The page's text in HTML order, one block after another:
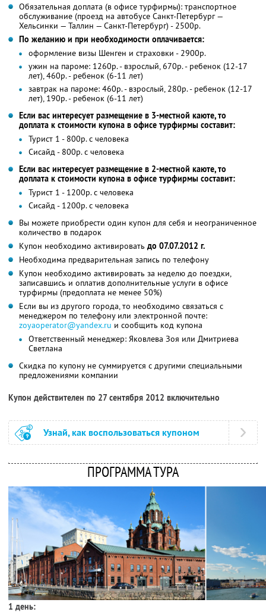
Обязательная доплата (в офисе турфирмы): транспортное
обслуживание (проезд на автобусе Санкт-Петербург —
Хельсинки — Таллин — Санкт-Петербург) - 2500р.
По желанию и при необходимости оплачивается:
оформление визы Шенген и страховки - 2900р.
ужин на пароме: 1260р. - взрослый, 670р. - ребенок (12-17
лет), 460р. - ребенок (6-11 лет)
завтрак на пароме: 460р. - взрослый, 280р. - ребенок (12-17
лет), 190р. - ребенок (6-11 лет)
Если вас интересует размещение в 3-местной каюте, то
доплата к стоимости купона в офисе турфирмы составит:
Турист 1 - 800р. с человека
Сисайд - 800р. с человека
Если вас интересует размещение в 2-местной каюте, то
доплата к стоимости купона в офисе турфирмы составит:
Турист 1 - 1200р. с человека
Сисайд - 1200р. с человека
Вы можете приобрести один купон для себя и неограниченное
количество в подарок
Купон необходимо активировать до 07.07.2012 г.
Необходима предварительная запись по телефону
Купон необходимо активировать за неделю до поездки,
записавшись и оплатив дополнительные услуги в офисе
турфирмы (предоплата не менее 50%)
Если вы из другого города, то необходимо связаться с
менеджером по телефону или электронной почте:
zoyaoperator@yandex.ru и сообщить код купона
Ответственный менеджер: Яковлева Зоя или Дмитриева
Светлана
Скидка по купону не суммируется с другими специальными
предложениями компании
Купон действителен по 27 сентября 2012 включительно
Узнай, как воспользоваться купоном
ПРОГРАММА ТУРА
1 день: